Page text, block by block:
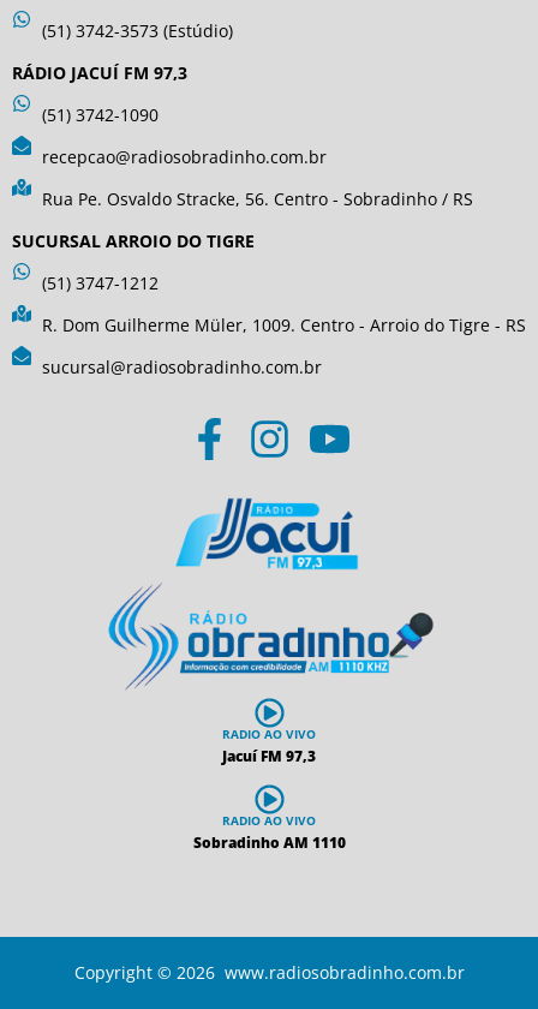
(51) 3742-3573 (Estúdio)
RÁDIO JACUÍ FM 97,3
(51) 3742-1090
recepcao@radiosobradinho.com.br
Rua Pe. Osvaldo Stracke, 56. Centro - Sobradinho / RS
SUCURSAL ARROIO DO TIGRE
(51) 3747-1212
R. Dom Guilherme Müler, 1009. Centro - Arroio do Tigre - RS
sucursal@radiosobradinho.com.br
RADIO AO VIVO
Jacuí FM 97,3
RADIO AO VIVO
Sobradinho AM 1110
Copyright © 2026 www.radiosobradinho.com.br